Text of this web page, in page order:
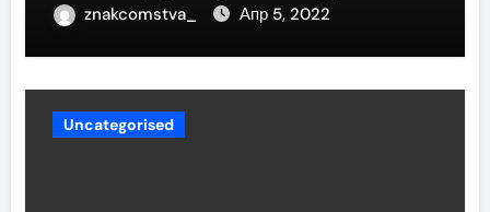
znakcomstva_ Апр 5, 2022
Uncategorised